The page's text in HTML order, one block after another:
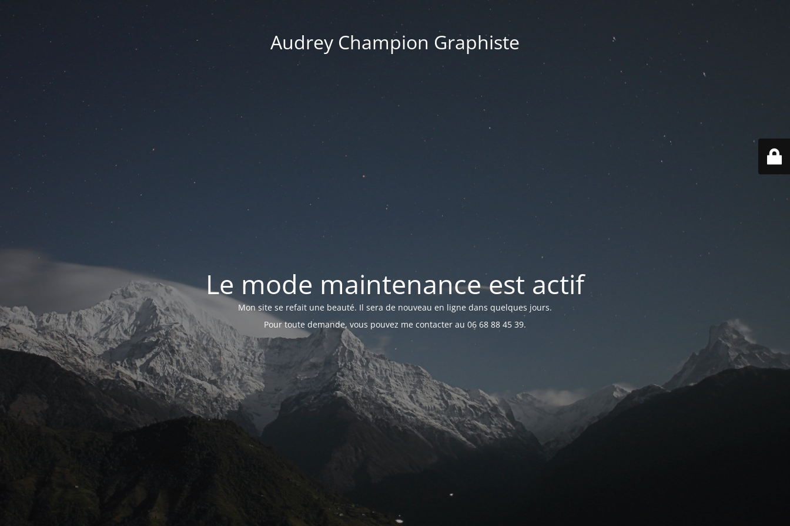
Audrey Champion Graphiste
Le mode maintenance est actif
Mon site se refait une beauté. Il sera de nouveau en ligne dans quelques jours.
Pour toute demande, vous pouvez me contacter au 06 68 88 45 39.